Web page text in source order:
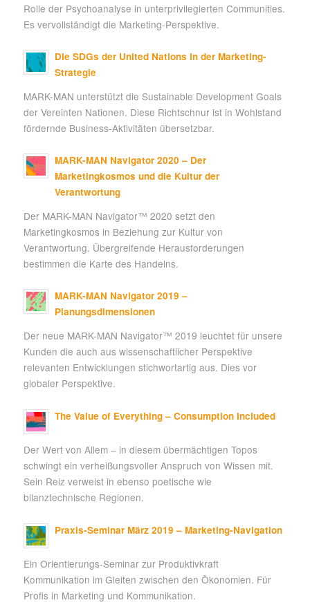
Rolle der Psychoanalyse in unterprivilegierten Communities.
Es vervollständigt die Marketing-Perspektive.
Die SDGs der United Nations in der Marketing-
Strategie
MARK-MAN unterstützt die Sustainable Development Goals
der Vereinten Nationen. Diese Richtschnur ist in Wohlstand
fördernde Business-Aktivitäten übersetzbar.
MARK-MAN Navigator 2020 – Der
Marketingkosmos und die Kultur der
Verantwortung
Der MARK-MAN Navigator™ 2020 setzt den
Marketingkosmos in Beziehung zur Kultur von
Verantwortung. Übergreifende Herausforderungen
bestimmen die Karte des Handelns.
MARK-MAN Navigator 2019 –
Planungsdimensionen
Der neue MARK-MAN Navigator™ 2019 leuchtet für unsere
Kunden die auch aus wissenschaftlicher Perspektive
relevanten Entwicklungen stichwortartig aus. Dies vor
globaler Perspektive.
The Value of Everything – Consumption Included
Der Wert von Allem – in diesem übermächtigen Topos
schwingt ein verheißungsvoller Anspruch von Wissen mit.
Sein Reiz verweist in ebenso poetische wie
bilanztechnische Regionen.
Praxis-Seminar März 2019 – Marketing-Navigation
Ein Orientierungs-Seminar zur Produktivkraft
Kommunikation im Gleiten zwischen den Ökonomien. Für
Profis in Marketing und Kommunikation.